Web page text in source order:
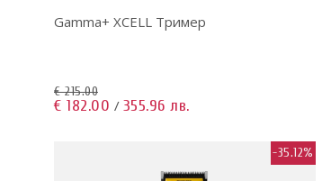
Gamma+ XCELL Тример
€ 215.00
€ 182.00 / 355.96 лв.
-35.12%